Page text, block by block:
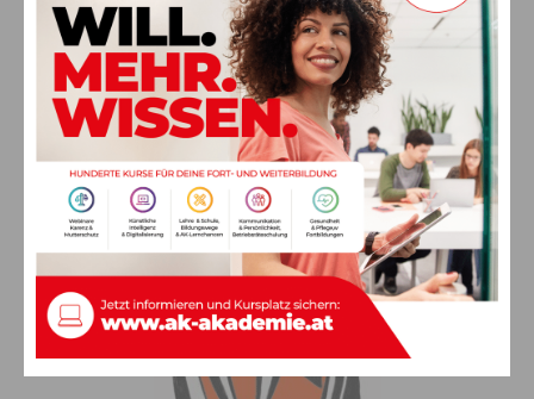
Jagdhornbläsergruppe Egg, privat zVg